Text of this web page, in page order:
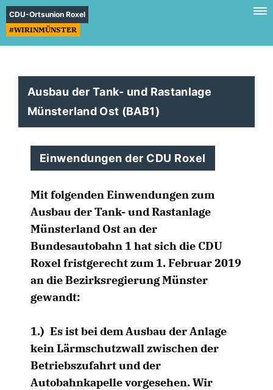
CDU-Ortsunion Roxel
#WIRINMÜNSTER
Ausbau der Tank- und Rastanlage
Münsterland Ost (BAB1)
Einwendungen der CDU Roxel
Mit folgenden Einwendungen zum
Ausbau der Tank- und Rastanlage
Münsterland Ost an der
Bundesautobahn 1 hat sich die CDU
Roxel fristgerecht zum 1. Februar 2019
an die Bezirksregierung Münster
gewandt:
1.) Es ist bei dem Ausbau der Anlage
kein Lärmschutzwall zwischen der
Betriebszufahrt und der
Autobahnkapelle vorgesehen. Wir